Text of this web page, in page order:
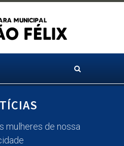
mulheres de nossa